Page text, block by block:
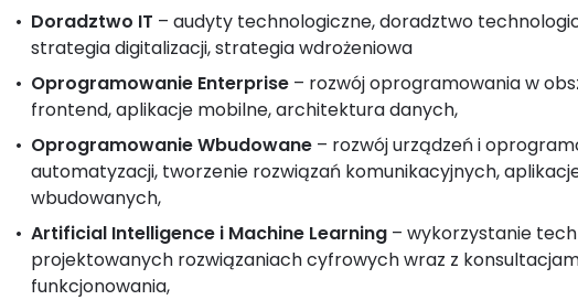
Doradztwo IT – audyty technologiczne, doradztwo
strategia digitalizacji, strategia wdrożeniowa
Oprogramowanie Enterprise– rozwój oprogramowania w
frontend, aplikacje mobilne, architektura danych,
Oprogramowanie Wbudowane– rozwój urządzeń i
automatyzacji, tworzenie rozwiązań komunikacyjnych,
wbudowanych,
Artificial Intelligence i Machine Learning– wykorzystanie
projektowanych rozwiązaniach cyfrowych wraz z
funkcjonowania,